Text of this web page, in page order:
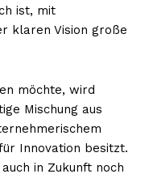
ist, mit
klaren Vision große
möchte, wird
Mischung aus
Innovation besitzt.
in Zukunft noch